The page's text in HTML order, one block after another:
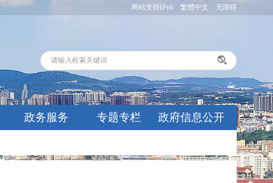
网站支持IPv6 繁體中文 无障碍
政务服务 专题专栏 政府信息公开